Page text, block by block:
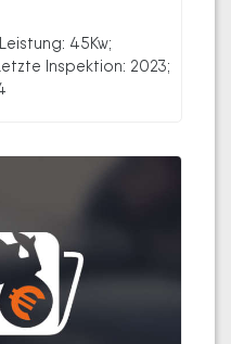
45Kw;
Inspektion: 2023;